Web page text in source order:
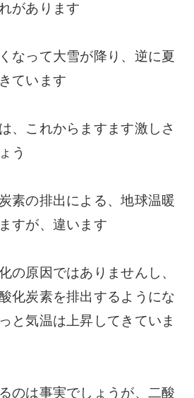
があります
なって大雪が降り、逆に夏
ています
、これからますます激しさ
う
素の排出による、地球温暖
すが、違います
の原因ではありませんし、
化炭素を排出するようにな
と気温は上昇してきていま
のは事実でしょうが、二酸